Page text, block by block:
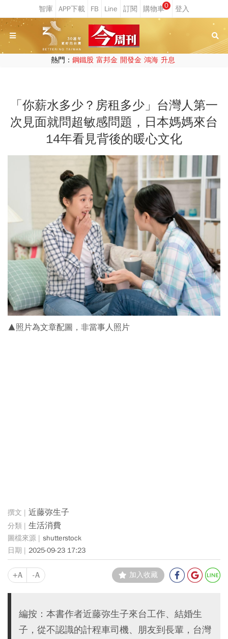
0
熱門： 鋼鐵股 富邦金 開發金 鴻海 升息
「你薪水多少？房租多少」台灣人第一
次見面就問超敏感問題，日本媽媽來台
14年看見背後的暖心文化
▲照片為文章配圖，非當事人照片
近藤弥生子
生活消費
shutterstock
2025-09-23 17:23
+A -A 加入收藏
編按：本書作者近藤弥生子來台工作、結婚生
子，從不認識的計程車司機、朋友到長輩，台灣